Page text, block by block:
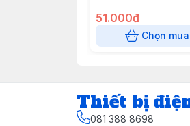
51.000đ
Chọn mua
Thiết bị
081 388 8698